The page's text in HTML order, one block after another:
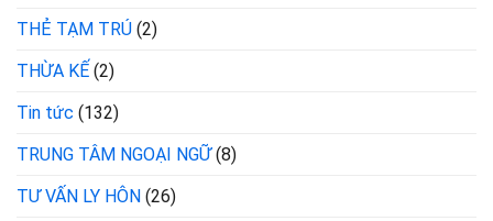
THẺ TẠM TRÚ (2)
THỪA KẾ (2)
Tin tức (132)
TRUNG TÂM NGOẠI NGỮ(8)
TƯ VẤN LY HÔN (26)